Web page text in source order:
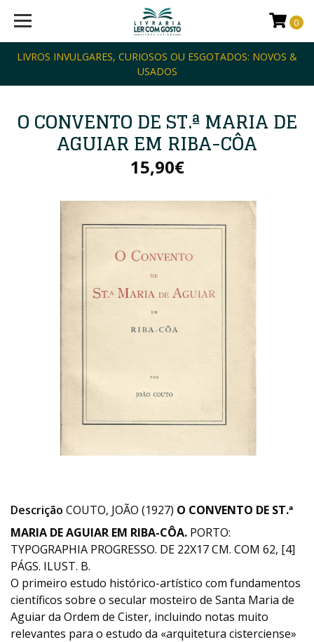
LIVROS INVULGARES, CURIOSOS OU ESGOTADOS: NOVOS &
USADOS
0
O CONVENTO DE ST.ª MARIA DE
AGUIAR EM RIBA-CÔA
15,90€
Descrição COUTO, JOÃO (1927) O CONVENTO DE ST.ª
MARIA DE AGUIAR EM RIBA-CÔA. PORTO:
TYPOGRAPHIA PROGRESSO. DE 22X17 CM. COM 62, [4]
PÁGS. ILUST. B.
O primeiro estudo histórico-artístico com fundamentos
científicos sobre o secular mosteiro de Santa Maria de
Aguiar da Ordem de Cister, incluindo notas muito
relevantes para o estudo da «arquitetura cisterciense»